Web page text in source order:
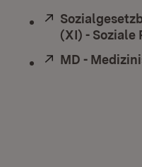
Extern:
(XI) -
Extern:
MD -